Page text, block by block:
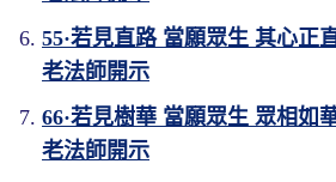
55·若見直路 當願眾生 其心正
老法師開示
66·若見樹華 當願眾生 眾相如
老法師開示